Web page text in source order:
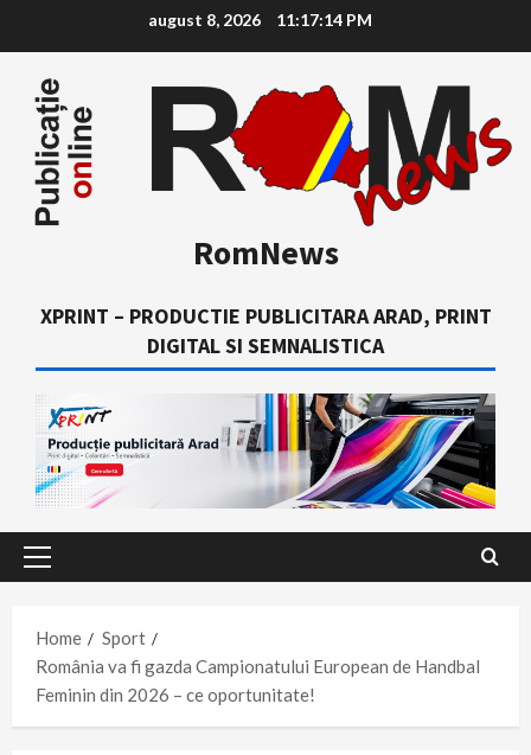
content
august 8, 2026 11:17:15 PM
RomNews
XPRINT – PRODUCTIE PUBLICITARA ARAD, PRINT
DIGITAL SI SEMNALISTICA
Primary
Home
Sport
România va fi gazda Campionatului European de Handbal
Feminin din 2026 – ce oportunitate!